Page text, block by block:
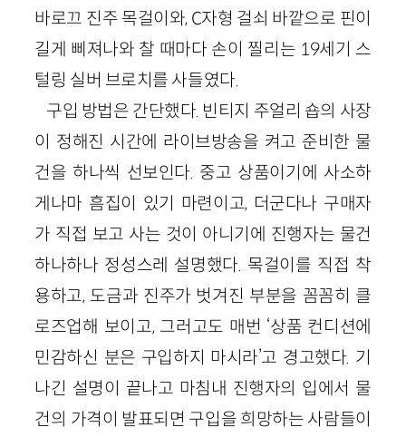
바로끄 진주 목걸이와, C자형 걸쇠 바깥으로 핀이
길게 삐져나와 찰 때마다 손이 찔리는 19세기 스
털링 실버 브로치를 사들였다.
구입 방법은 간단했다. 빈티지 주얼리 숍의 사장
이 정해진 시간에 라이브방송을 켜고 준비한 물
건을 하나씩 선보인다. 중고 상품이기에 사소하
게나마 흠집이 있기 마련이고, 더군다나 구매자
가 직접 보고 사는 것이 아니기에 진행자는 물건
하나하나 정성스레 설명했다. 목걸이를 직접 착
용하고, 도금과 진주가 벗겨진 부분을 꼼꼼히 클
로즈업해 보이고, 그러고도 매번 ‘상품 컨디션에
민감하신 분은 구입하지 마시라’고 경고했다. 기
나긴 설명이 끝나고 마침내 진행자의 입에서 물
건의 가격이 발표되면 구입을 희망하는 사람들이